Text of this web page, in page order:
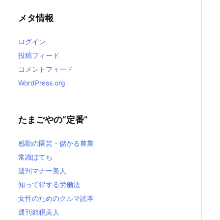
メタ情報
ログイン
投稿フィード
コメントフィード
WordPress.org
たまごやの“定番”
感動の園芸・儲かる農業
常識ぽてち
週刊マナー美人
知って得する労働法
女性のためのクルマ読本
週刊節税美人